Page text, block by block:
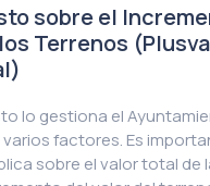
sobre el
Terrenos
lo gestiona el
factores. Es
sobre el valor total de